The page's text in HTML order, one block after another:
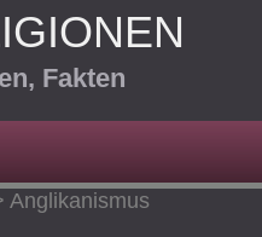
Fakten
Anglikanismus